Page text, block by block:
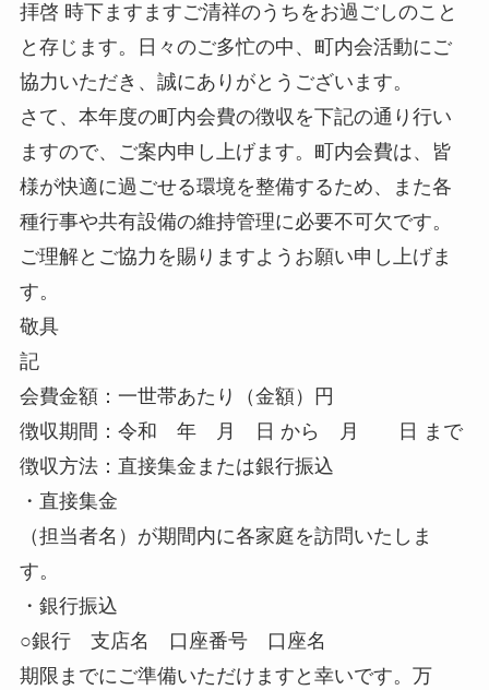
拝啓 時下ますますご清祥のうちをお過ごしのこと
と存じます。日々のご多忙の中、町内会活動にご
協力いただき、誠にありがとうございます。
さて、本年度の町内会費の徴収を下記の通り行い
ますので、ご案内申し上げます。町内会費は、皆
様が快適に過ごせる環境を整備するため、また各
種行事や共有設備の維持管理に必要不可欠です。
ご理解とご協力を賜りますようお願い申し上げま
す。
敬具
記
会費金額：一世帯あたり（金額）円
徴収期間：令和 年 月 日 から 月 日 まで
徴収方法：直接集金または銀行振込
・直接集金
（担当者名）が期間内に各家庭を訪問いたしま
す。
・銀行振込
○銀行 支店名 口座番号 口座名
期限までにご準備いただけますと幸いです。万